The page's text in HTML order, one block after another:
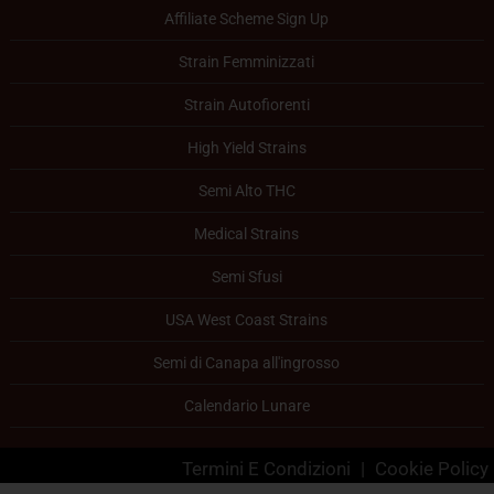
Affiliate Scheme Sign Up
Strain Femminizzati
Strain Autofiorenti
High Yield Strains
Semi Alto THC
Medical Strains
Semi Sfusi
USA West Coast Strains
Semi di Canapa all'ingrosso
Calendario Lunare
Termini E Condizioni | Cookie Policy